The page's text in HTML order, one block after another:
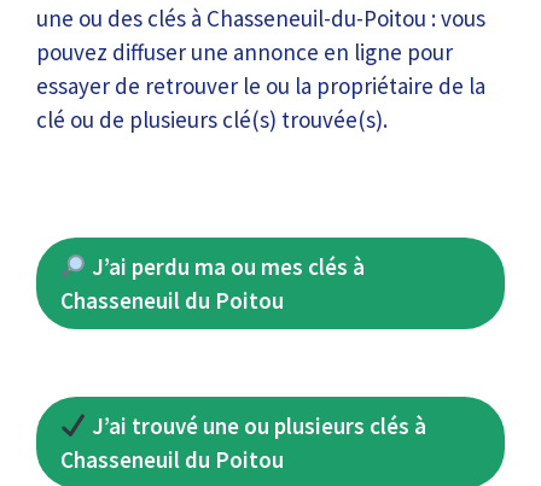
une ou des clés à Chasseneuil-du-Poitou : vous
pouvez diffuser une annonce en ligne pour
essayer de retrouver le ou la propriétaire de la
clé ou de plusieurs clé(s) trouvée(s).
J’ai perdu ma ou mes clés à
Chasseneuil du Poitou
J’ai trouvé une ou plusieurs clés à
Chasseneuil du Poitou